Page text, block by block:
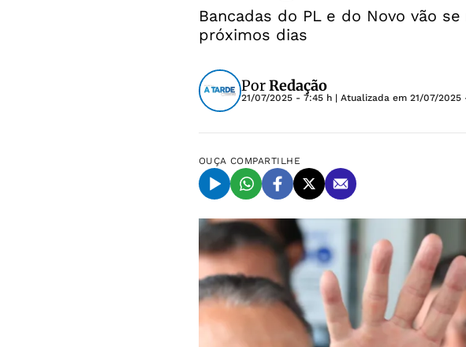
Bancadas do PL e do Novo vão
próximos dias
PorRedação
21/07/2025 - 7:45 h | Atualizada em 21/07/2025
OUÇA COMPARTILHE